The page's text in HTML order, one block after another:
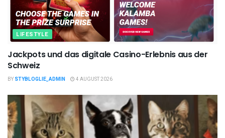
LIFESTYLE
Jackpots und das digitale Casino-Erlebnis aus der
Schweiz
BY STYBLOGLIE_ADMIN 4 AUGUST 2026